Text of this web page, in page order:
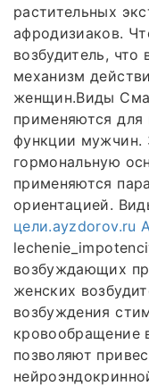
растительных
афродизиаков.
возбудитель, что
механизм
женщин.Виды
применяются
функции мужчин.
гормональную
применяются
ориентацией.
цели.ayzdorov.ru
возбуждающих
женских
возбуждения
кровообращение
позволяют